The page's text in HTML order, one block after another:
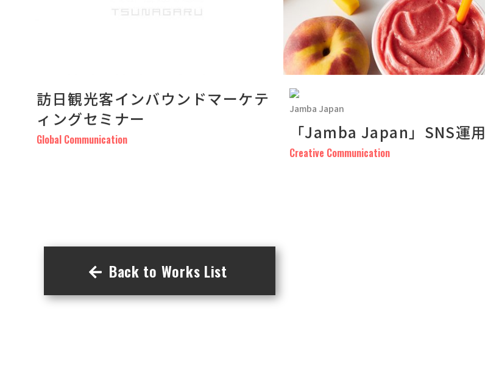
訪日観光客インバウンドマーケテ
ィングセミナー
Global Communication
Jamba Japan
「Jamba Japan」SNS運用
Creative Communication
Back to Works List